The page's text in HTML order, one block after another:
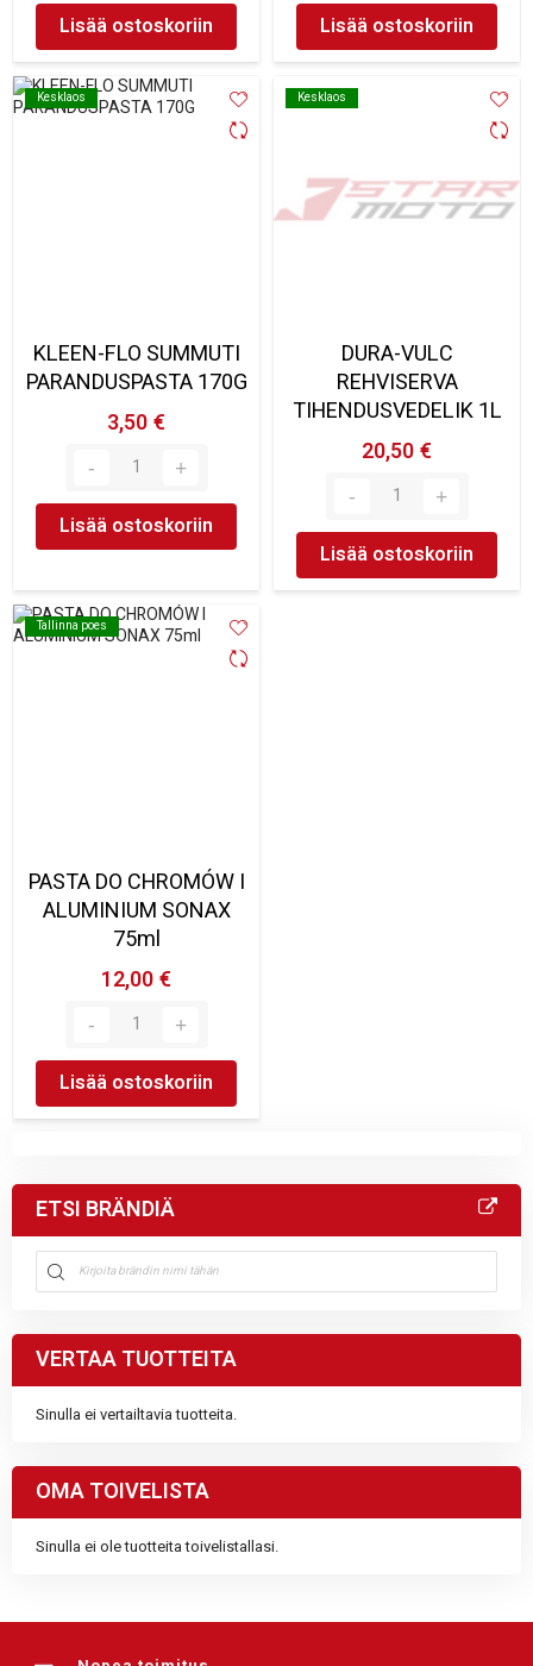
Lisää ostoskoriin Lisää ostoskoriin
Kesklaos
Kesklaos
KLEEN-FLO SUMMUTI
PARANDUSPASTA 170G
3,50 €
Lisää ostoskoriin
Kesklaos
Kesklaos
DURA-VULC
REHVISERVA
TIHENDUSVEDELIK 1L
20,50 €
Lisää ostoskoriin
Tallinna poes
Tallinna poes
PASTA DO CHROMÓW I
ALUMINIUM SONAX
75ml
12,00 €
Lisää ostoskoriin
ETSI BRÄNDIÄ
VERTAA TUOTTEITA
Sinulla ei vertailtavia tuotteita.
OMA TOIVELISTA
Sinulla ei ole tuotteita toivelistallasi.